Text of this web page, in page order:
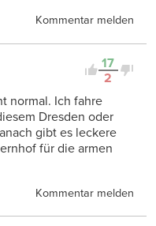
Kommentar melden
17
2
normal. Ich fahre
Dresden oder
gibt es leckere
für die armen
Kommentar melden